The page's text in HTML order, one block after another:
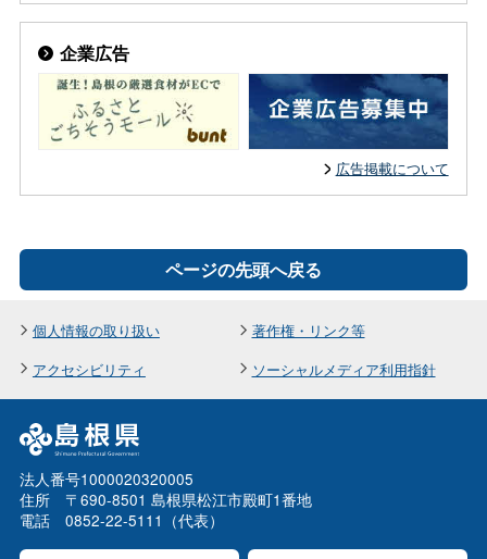
企業広告
広告掲載について
ページの先頭へ戻る
個人情報の取り扱い
著作権・リンク等
アクセシビリティ
ソーシャルメディア利用指針
法人番号1000020320005
住所 〒690-8501 島根県松江市殿町1番地
電話 0852-22-5111（代表）